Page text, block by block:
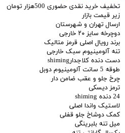
تخفیف خرید نقدی حضوری 500هزار تومان
زیر قیمت بازار
ارسال تهران و شهرستان
دوچرخه سایز ۲۰ خارجی
برند رویال اصلی قرمز متالیک
تنه آلومینیوم سبک خارجی
دست دنده کلاجدارshiming
طوقه 5 سانت آلومینیوم دوبل
چرخ جلو و عقب ضامن دار
ترمز دیسکی
24 دنده shiming
لاستیک واندا اصلی
کمک دوشاخ جلو قفلی
میل تنه بلبرینگی